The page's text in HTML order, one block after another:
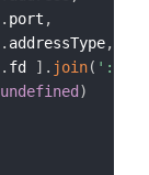
. port ,
. addressType,
. fd ] . join( ':'
undefined )